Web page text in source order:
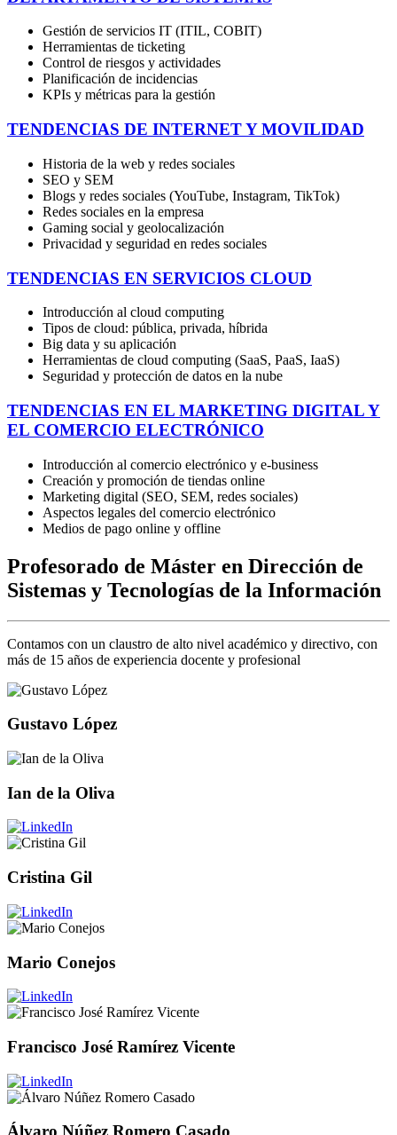
Gestión de servicios IT (ITIL, COBIT)
Herramientas de ticketing
Control de riesgos y actividades
Planificación de incidencias
KPIs y métricas para la gestión
TENDENCIAS DE INTERNET Y MOVILIDAD
Historia de la web y redes sociales
SEO y SEM
Blogs y redes sociales (YouTube, Instagram, TikTok)
Redes sociales en la empresa
Gaming social y geolocalización
Privacidad y seguridad en redes sociales
TENDENCIAS EN SERVICIOS CLOUD
Introducción al cloud computing
Tipos de cloud: pública, privada, híbrida
Big data y su aplicación
Herramientas de cloud computing (SaaS, PaaS, IaaS)
Seguridad y protección de datos en la nube
TENDENCIAS EN EL MARKETING DIGITAL Y
EL COMERCIO ELECTRÓNICO
Introducción al comercio electrónico y e-business
Creación y promoción de tiendas online
Marketing digital (SEO, SEM, redes sociales)
Aspectos legales del comercio electrónico
Medios de pago online y offline
Profesorado de Máster en Dirección de
Sistemas y Tecnologías de la Información
Contamos con un claustro de alto nivel académico y directivo, con
más de 15 años de experiencia docente y profesional
Gustavo López
Ian de la Oliva
Cristina Gil
Mario Conejos
Francisco José Ramírez Vicente